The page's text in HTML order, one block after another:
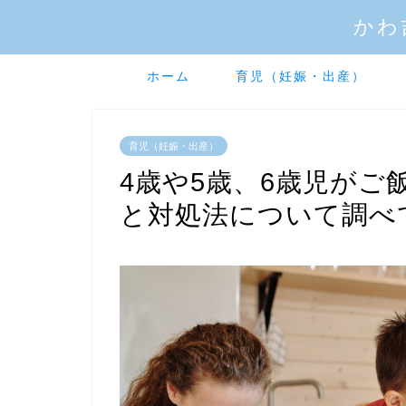
かわ
ホーム 育児（妊娠・出産）
育児（妊娠・出産）
4歳や5歳、6歳児がご
と対処法について調